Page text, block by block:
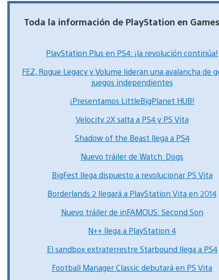
Toda la información de PlayStation en
PlayStation Plus en PS4: ¡la revolución continúa!
FEZ, Rogue Legacy y Volume lideran una avalancha de
juegos independientes
¡Presentamos LittleBigPlanet HUB!
Velocity 2X salta a PS4 y PS Vita
Shadow of the Beast llega a PS4
Nuevo tráiler de Watch_Dogs
BigFest llega dispuesto a revolucionar PS Vita
Borderlands 2 llegará a PlayStation Vita en 2014
Nuevo tráiler de inFAMOUS: Second Son
N++ llega a PlayStation 4
El sandbox extraterrestre Starbound llega a PS4
Football Manager Classic debutará en PS Vita